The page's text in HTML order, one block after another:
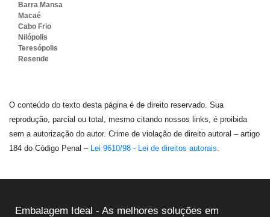
Barra Mansa
Macaé
Cabo Frio
Nilópolis
Teresópolis
Resende
O conteúdo do texto desta página é de direito reservado. Sua
reprodução, parcial ou total, mesmo citando nossos links, é proibida
sem a autorização do autor. Crime de violação de direito autoral – artigo
184 do Código Penal – Lei 9610/98 - Lei de direitos autorais.
Embalagem Ideal - As melhores soluções em